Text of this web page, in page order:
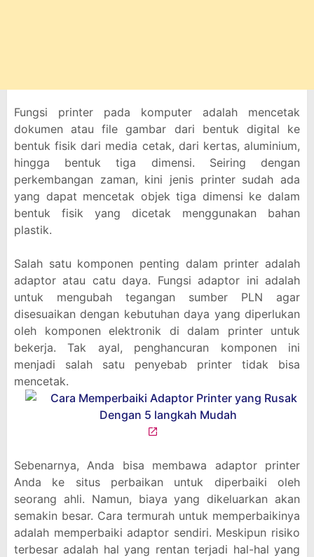
Fungsi printer pada komputer adalah mencetak
dokumen atau file gambar dari bentuk digital ke
bentuk fisik dari media cetak, dari kertas, aluminium,
hingga bentuk tiga dimensi. Seiring dengan
perkembangan zaman, kini jenis printer sudah ada
yang dapat mencetak objek tiga dimensi ke dalam
bentuk fisik yang dicetak menggunakan bahan
plastik.
Salah satu komponen penting dalam printer adalah
adaptor atau catu daya. Fungsi adaptor ini adalah
untuk mengubah tegangan sumber PLN agar
disesuaikan dengan kebutuhan daya yang diperlukan
oleh komponen elektronik di dalam printer untuk
bekerja. Tak ayal, penghancuran komponen ini
menjadi salah satu penyebab printer tidak bisa
mencetak.
Sebenarnya, Anda bisa membawa adaptor printer
Anda ke situs perbaikan untuk diperbaiki oleh
seorang ahli. Namun, biaya yang dikeluarkan akan
semakin besar. Cara termurah untuk memperbaikinya
adalah memperbaiki adaptor sendiri. Meskipun risiko
terbesar adalah hal yang rentan terjadi hal-hal yang